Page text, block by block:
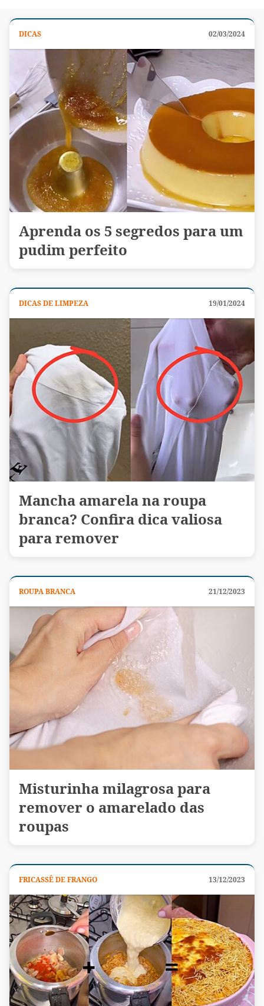
DICAS 02/03/2024
Aprenda os 5 segredos para um
pudim perfeito
DICAS DE LIMPEZA 19/01/2024
Mancha amarela na roupa
branca? Confira dica valiosa
para remover
ROUPA BRANCA 21/12/2023
Misturinha milagrosa para
remover o amarelado das
roupas
FRICASSÊ DE FRANGO 13/12/2023